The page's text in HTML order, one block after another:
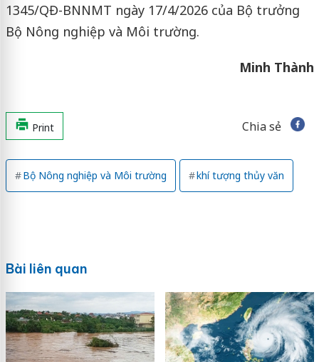
1345/QĐ-BNNMT ngày 17/4/2026 của Bộ trưởng
Bộ Nông nghiệp và Môi trường.
Minh Thành
Print Chia sẻ
Bộ Nông nghiệp và Môi trường khí tượng thủy văn
Bài liên quan